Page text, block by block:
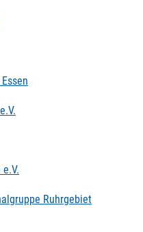
Ruhrgebiet